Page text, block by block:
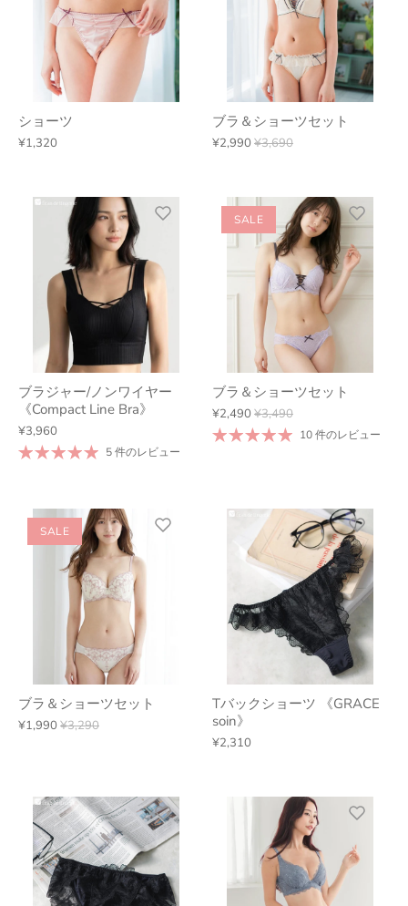
ショーツ
¥1,320
ブラ＆ショーツセット
¥2,990 ¥3,690
ブラジャー/ノンワイヤー
《Compact Line Bra》
¥3,960
5 件のレビュー
SALE
ブラ＆ショーツセット
¥2,490 ¥3,490
10 件のレビュー
SALE
ブラ＆ショーツセット
¥1,990 ¥3,290
Tバックショーツ 《GRACE
soin》
¥2,310